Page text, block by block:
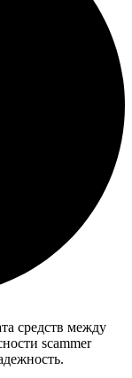
средств между
scammer